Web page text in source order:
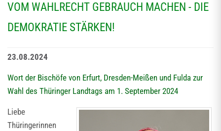
VOM WAHLRECHT GEBRAUCH MACHEN - DIE
DEMOKRATIE STÄRKEN!
23.08.2024
Wort der Bischöfe von Erfurt, Dresden-Meißen und Fulda zur
Wahl des Thüringer Landtags am 1. September 2024
Liebe
Thüringerinnen